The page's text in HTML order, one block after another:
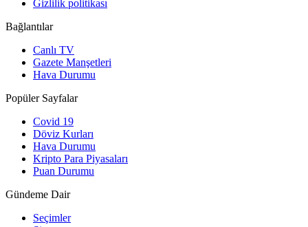
Gizlilik politikası
Bağlantılar
Canlı TV
Gazete Manşetleri
Hava Durumu
Popüler Sayfalar
Covid 19
Döviz Kurları
Hava Durumu
Kripto Para Piyasaları
Puan Durumu
Gündeme Dair
Seçimler